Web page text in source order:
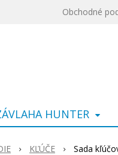
Obchodné
HUNTER
KĽÚČE Sada